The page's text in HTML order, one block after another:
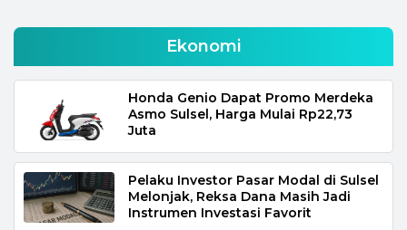
Ekonomi
Honda Genio Dapat Promo Merdeka
Asmo Sulsel, Harga Mulai Rp22,73
Juta
Pelaku Investor Pasar Modal di Sulsel
Melonjak, Reksa Dana Masih Jadi
Instrumen Investasi Favorit